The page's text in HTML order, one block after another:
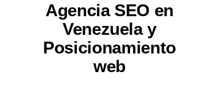
Agencia SEO en
Venezuela y
Posicionamiento
web